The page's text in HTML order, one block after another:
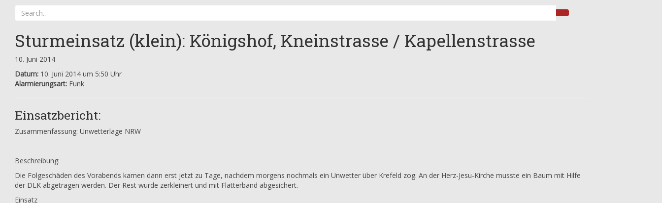
Sturmeinsatz (klein): Königshof, Kneinstrasse / Kapellenstrasse
10. Juni 2014
Datum: 10. Juni 2014 um 5:50 Uhr
Alarmierungsart: Funk
Einsatzbericht:
Zusammenfassung: Unwetterlage NRW
Beschreibung:
Die Folgeschäden des Vorabends kamen dann erst jetzt zu Tage, nachdem morgens nochmals ein Unwetter über Krefeld zog. An der Herz-Jesu-Kirche musste ein Baum mit Hilfe
der DLK abgetragen werden. Der Rest wurde zerkleinert und mit Flatterband abgesichert.
Einsatz